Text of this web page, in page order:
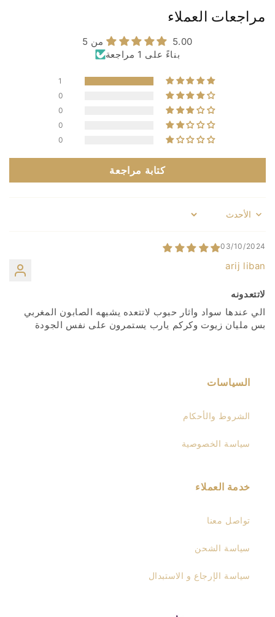
مراجعات العملاء
5.00 من 5
بناءً على 1 مراجعة
1
0
0
0
0
كتابة مراجعة
Sort by
03/10/2024
arij liban
لاتتعدونه
الي عندها سواد واثار حبوب لاتتعده يشبهه الصابون المغربي
بس مليان زيوت وكركم يارب يستمرون على نفس الجودة
السياسات
الشروط والأحكام
سياسة الخصوصية
خدمة العملاء
تواصل معنا
سياسة الشحن
سياسة الإرجاع و الاستبدال